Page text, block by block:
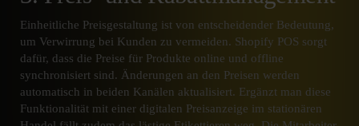
Einheitliche Preisgestaltung ist von entscheidender Bedeutung,
um Verwirrung bei Kunden zu vermeiden. Shopify POS sorgt
dafür, dass die Preise für Produkte online und offline
synchronisiert sind. Änderungen an den Preisen werden
automatisch in beiden Kanälen aktualisiert. Ergänzt man diese
Funktionalität mit einer digitalen Preisanzeige im stationären